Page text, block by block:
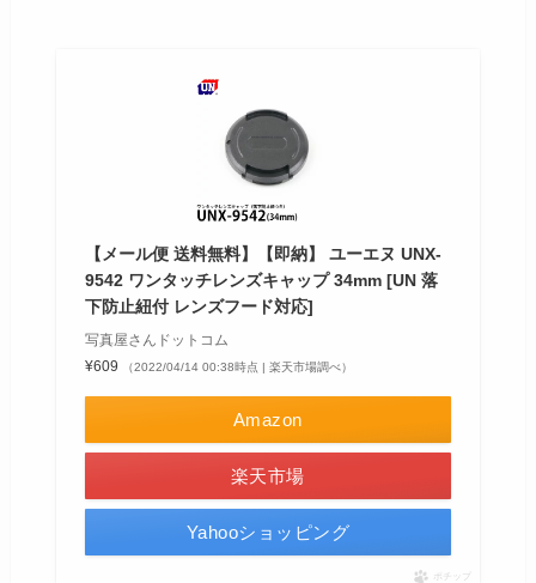
【メール便 送料無料】【即納】 ユーエヌ UNX-
9542 ワンタッチレンズキャップ 34mm [UN 落
下防止紐付 レンズフード対応]
写真屋さんドットコム
¥609
（2022/04/14 00:38時点 | 楽天市場調べ）
Amazon
楽天市場
Yahooショッピング
ポチップ